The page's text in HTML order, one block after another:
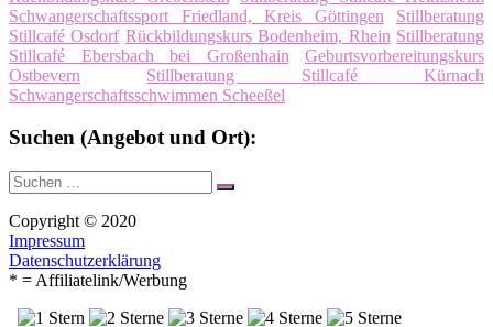
Schwangerschaftssport Friedland, Kreis Göttingen
Stillberatung
Stillcafé Osdorf Rückbildungskurs Bodenheim, Rhein Stillberatung
Stillcafé Ebersbach bei Großenhain
Geburtsvorbereitungskurs
Ostbevern
Stillberatung Stillcafé Kürnach
Schwangerschaftsschwimmen Scheeßel
Suchen (Angebot und Ort):
Suche
nach:
Suchen
Copyright © 2020
Impressum
Datenschutzerklärung
* = Affiliatelink/Werbung